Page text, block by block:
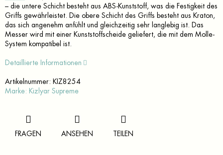
– die untere Schicht besteht aus ABS-Kunststoff, was die Festigkeit des
Griffs gewährleistet. Die obere Schicht des Griffs besteht aus Kraton,
das sich angenehm anfühlt und gleichzeitig sehr langlebig ist. Das
Messer wird mit einer Kunststoffscheide geliefert, die mit dem Molle-
System kompatibel ist.
Detaillierte Informationen
Artikelnummer: KIZ8254
Marke: Kizlyar Supreme
FRAGEN ANSEHEN TEILEN